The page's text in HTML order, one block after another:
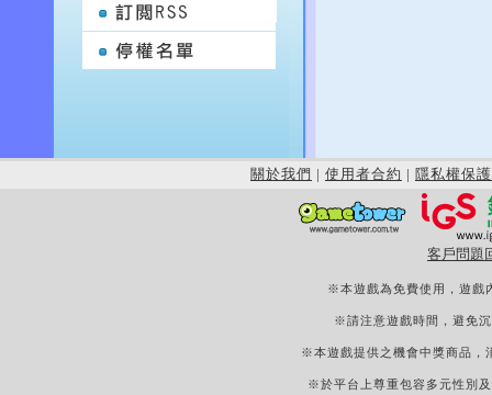
關於我們 | 使用者合約 | 隱私權保護
客戶問題
※本遊戲為免費使用，遊戲
※請注意遊戲時間，避免
※本遊戲提供之機會中獎商品，
※於平台上尊重包容多元性別